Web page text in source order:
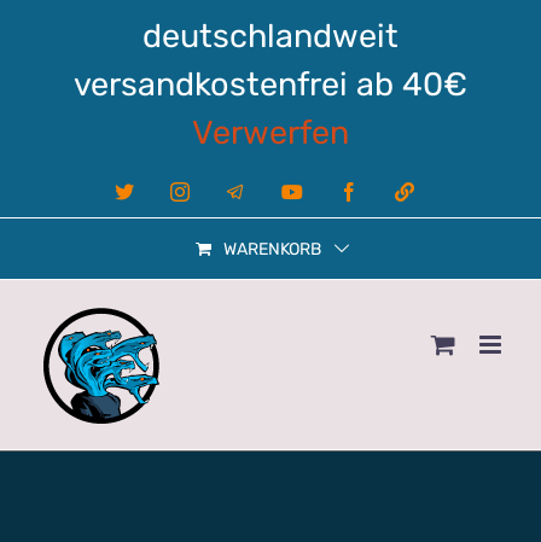
deutschlandweit
versandkostenfrei ab 40€
Verwerfen
X InstagramTelegram YouTube FacebookLinktree
WARENKORB